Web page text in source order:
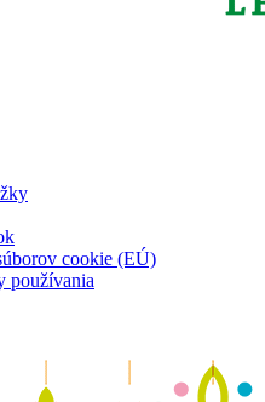
cookie (EÚ)
používania